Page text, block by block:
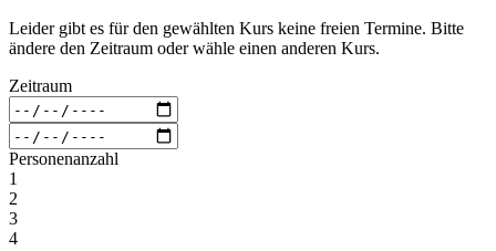
Leider gibt es für den gewählten Kurs keine freien Termine. Bitte
ändere den Zeitraum oder wähle einen anderen Kurs.
Zeitraum
Personenanzahl
1
2
3
4